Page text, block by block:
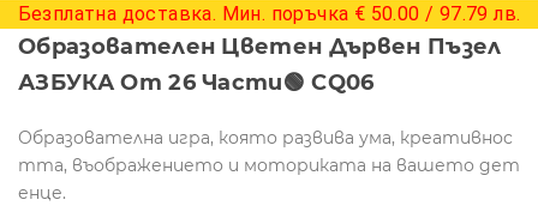
Безплатна доставка. Мин. поръчка € 50.00 / 97.79 лв.
Образователен Цветен Дървен Пъзел
АЗБУКА От 26 Части🟢 CQ06
Образователна игра, която развива ума, креативнос
тта, въображението и моториката на вашето дет
енце.